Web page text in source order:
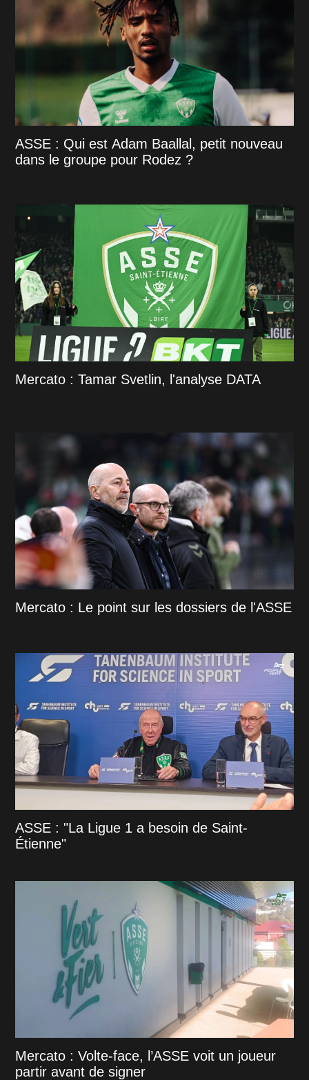
ASSE : Qui est Adam Baallal, petit nouveau
dans le groupe pour Rodez ?
Mercato : Tamar Svetlin, l'analyse DATA
Mercato : Le point sur les dossiers de l'ASSE
ASSE : "La Ligue 1 a besoin de Saint-
Étienne"
Mercato : Volte-face, l’ASSE voit un joueur
partir avant de signer